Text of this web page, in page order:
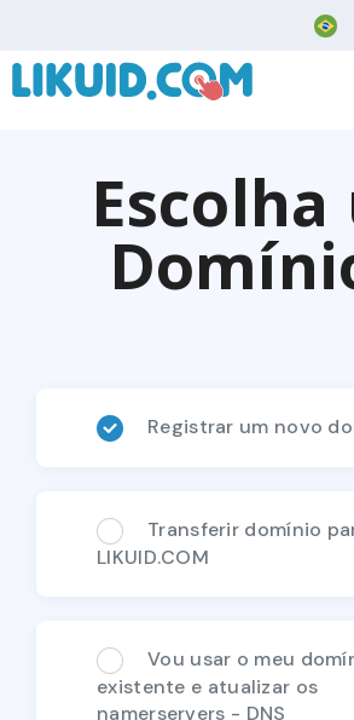
Escolha
Registrar um novo
Transferir domínio
LIKUID.COM
Vou usar o meu
existente e atualizar os
namerservers - DNS